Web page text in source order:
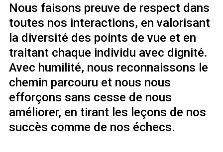
Nous faisons preuve de respect dans
toutes nos interactions, en valorisant
la diversité des points de vue et en
traitant chaque individu avec dignité.
Avec humilité, nous reconnaissons le
chemin parcouru et nous nous
efforçons sans cesse de nous
améliorer, en tirant les leçons de nos
succès comme de nos échecs.